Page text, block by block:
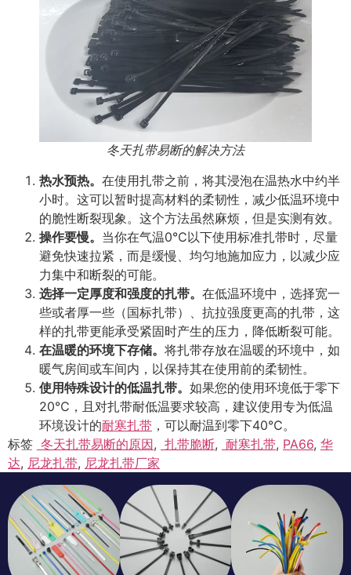
冬天扎带易断的解决方法
热水预热。 在使用扎带之前，将其浸泡在温热水中约半
小时。这可以暂时提高材料的柔韧性，减少低温环境中
的脆性断裂现象。这个方法虽然麻烦，但是实测有效。
操作要慢。 当你在气温0℃以下使用标准扎带时，尽量
避免快速拉紧，而是缓慢、均匀地施加应力，以减少应
力集中和断裂的可能。
选择一定厚度和强度的扎带。 在低温环境中，选择宽一
些或者厚一些（国标扎带）、抗拉强度更高的扎带，这
样的扎带更能承受紧固时产生的压力，降低断裂可能。
在温暖的环境下存储。 将扎带存放在温暖的环境中，如
暖气房间或车间内，以保持其在使用前的柔韧性。
使用特殊设计的低温扎带。 如果您的使用环境低于零下
20℃，且对扎带耐低温要求较高，建议使用专为低温
环境设计的耐寒扎带 ，可以耐温到零下40℃。
标签 冬天扎带易断的原因, 扎带脆断, 耐寒扎带, PA66, 华
达, 尼龙扎带, 尼龙扎带厂家